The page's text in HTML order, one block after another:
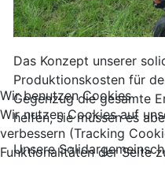
Das Konzept unserer
Produktionskosten für
Gegenzug die gesamte
helfen, sie müssen es
Unsere
Wir benutzen Cookies
Wir nutzen Cookies auf
verbessern (Tracking
Funktionalitäten der Seite